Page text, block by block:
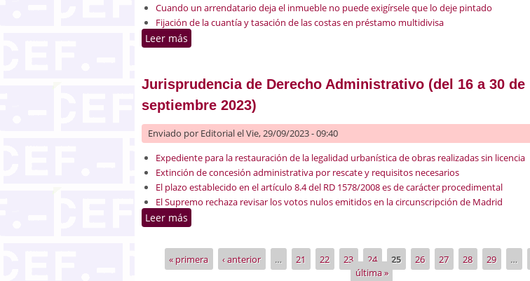
Cuando un arrendatario deja el inmueble no puede exigírsele que lo deje pintado
Fijación de la cuantía y tasación de las costas en préstamo multidivisa
Leer más
Jurisprudencia de Derecho Administrativo (del 16 a 30 de
septiembre 2023)
Enviado por Editorialel Vie, 29/09/2023 - 09:40
Expediente para la restauración de la legalidad urbanística de obras realizadas sin licencia
Extinción de concesión administrativa por rescate y requisitos necesarios
El plazo establecido en el artículo 8.4 del RD 1578/2008 es de carácter procedimental
El Supremo rechaza revisar los votos nulos emitidos en la circunscripción de Madrid
Leer más
Páginas
« primera ‹ anterior … 21 22 23 24 25 26 27 28 29 …
última »